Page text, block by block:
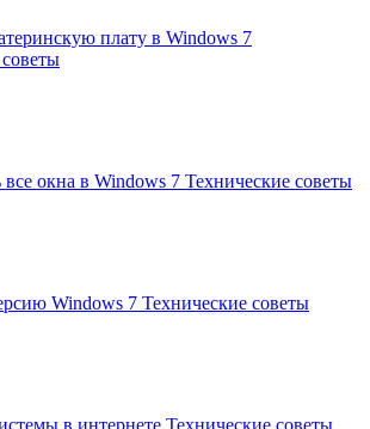
плату в Windows 7
все окна в Windows 7 Технические советы
Windows 7 Технические советы